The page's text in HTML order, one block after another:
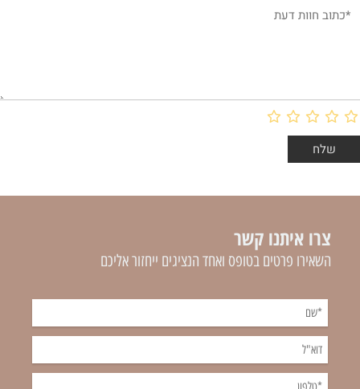
צרו איתנו קשר
השאירו פרטים בטופס ואחד הנציגים ייחזור אליכם